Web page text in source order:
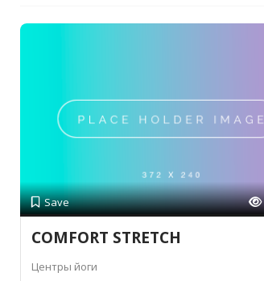
Save
COMFORT STRETCH
Центры йоги